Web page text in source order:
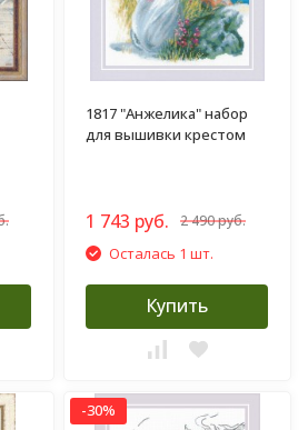
1817 "Анжелика" набор
для вышивки крестом
1 743 руб. 2 490 руб.
Осталась 1 шт.
Купить
-30%